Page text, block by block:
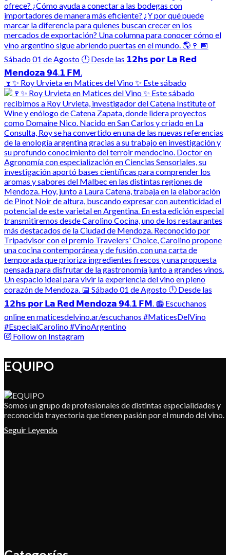
🍷✨ Roy Urvieta en Matices del Vino ✨ Este sábado
Follow on Instagram
EQUIPO
Somos un grupo de profesionales de distintas especialidades y
reconocida trayectoria que tienen pasión por el mundo del vino.
Seguir Leyendo